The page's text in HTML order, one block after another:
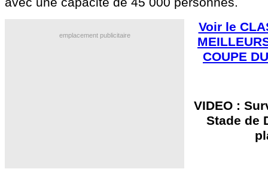
emplacement publicitaire
Voir le
COUPE
VIDEO :
Stade de